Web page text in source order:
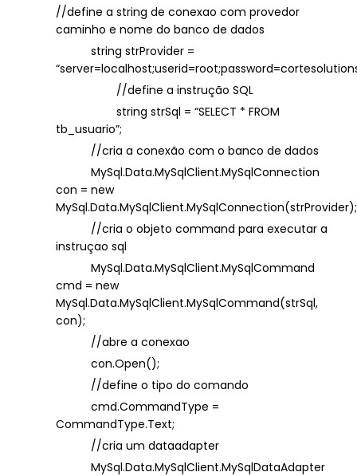
//define a string de conexao com provedor
caminho e nome do banco de dados
string strProvider =
//define a instrução SQL
string strSql = “SELECT * FROM
tb_usuario”;
//cria a conexão com o banco de dados
MySql.Data.MySqlClient.MySqlConnection
con = new
MySql.Data.MySqlClient.MySqlConnection(strProvider);
//cria o objeto command para executar a
instruçao sql
MySql.Data.MySqlClient.MySqlCommand
cmd = new
MySql.Data.MySqlClient.MySqlCommand(strSql,
con);
//abre a conexao
con.Open();
//define o tipo do comando
cmd.CommandType =
CommandType.Text;
//cria um dataadapter
MySql.Data.MySqlClient.MySqlDataAdapter